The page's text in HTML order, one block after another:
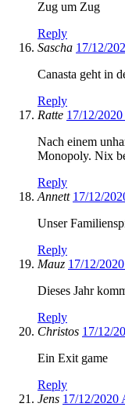
Zug um Zug
Reply
Sascha 17/12/
Canasta geht in
Reply
Ratte 17/12/
Nach einem
Monopoly. Nix
Reply
Annett 17/12/
Unser
Reply
Mauz 17/12/
Dieses Jahr
Reply
Christos 17/12/
Ein Exit game
Reply
Jens 17/12/2020